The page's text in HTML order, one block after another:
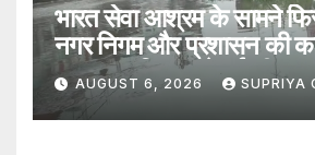
भारत सेवा आश्रम के सामने
नगर निगम और प्रशासन की
सवाल, 7 दिन पहले हुई थी
AUGUST 6, 2026 SUPRIYA